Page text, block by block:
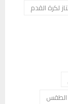
لكرة القدم
الطقس